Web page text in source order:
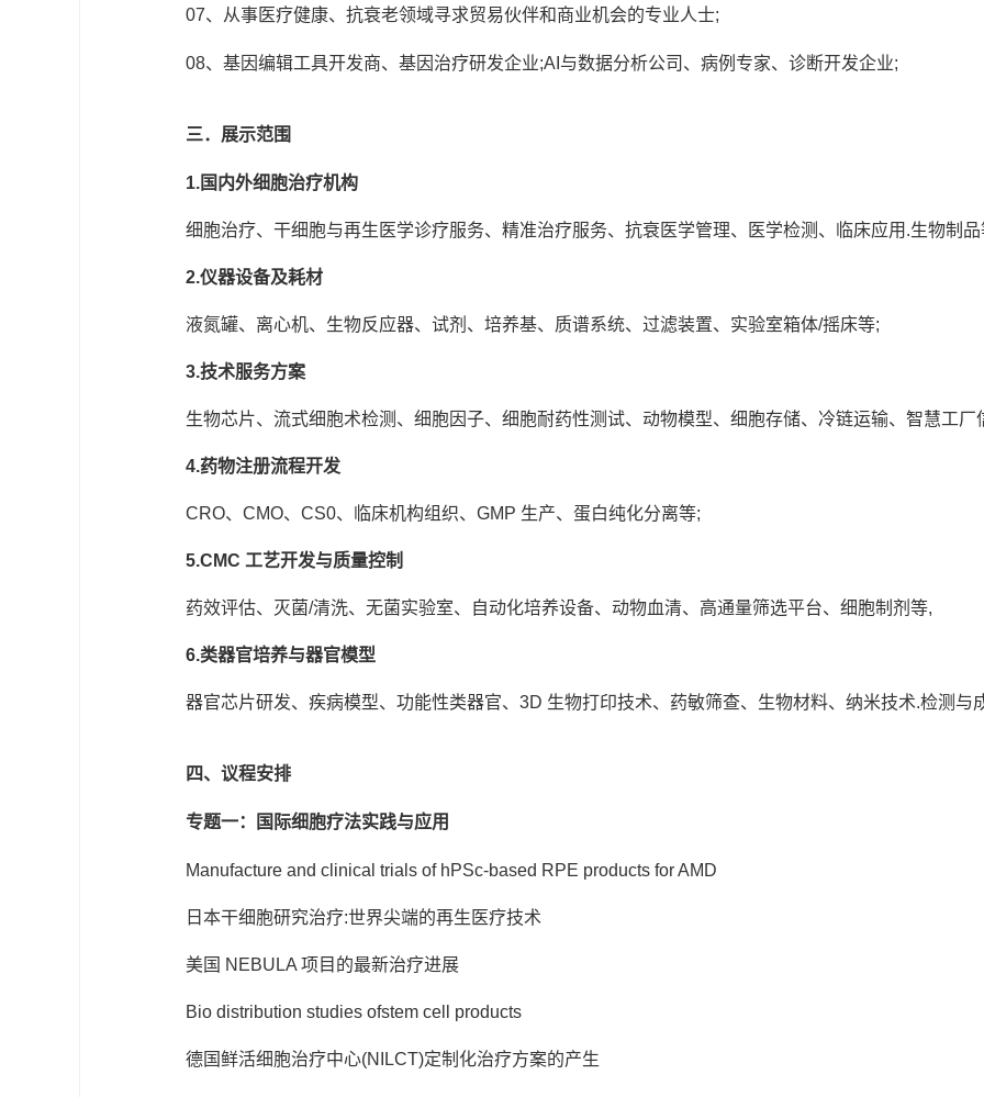
07、从事医疗健康、抗衰老领域寻求贸易伙伴和商业机会的专业人士;
08、基因编辑工具开发商、基因治疗研发企业;AI与数据分析公司 、病例专家、诊断开发企业;
三．展示范围
1.国内外细胞治疗机构
细胞治疗、干细胞与再生医学诊疗服务、精准治疗服务、抗衰医学管理、医学检测、临床应用.生物制品
2.仪器设备及耗材
液氮罐、离心机、生物反应器、试剂、培养基、质谱系统、过滤装置、实验室箱体/摇床等;
3.技术服务方案
生物芯片、流式细胞术检测、细胞因子、细胞耐药性测试、动物模型、细胞存储、冷链运输、智慧工厂
4.药物注册流程开发
CRO、CMO、CS0、临床机构组织、GMP 生产、蛋白纯化分离等;
5.CMC 工艺开发与质量控制
药效评估、灭菌/清洗、无菌实验室、自动化培养设备、动物血清、高通量筛选平台、细胞制剂等,
6.类器官培养与器官模型
器官芯片研发、疾病模型、功能性类器官、3D 生物打印技术、药敏筛查、生物材料、纳米技术.检测与
四、议程安排
专题一：国际细胞疗法实践与应用
Manufacture and clinical trials of hPSc-based RPE products for AMD
日本干细胞研究治疗:世界尖端的再生医疗技术
美国 NEBULA 项目的最新治疗进展
Bio distribution studies ofstem cell products
德国鲜活细胞治疗中心(NILCT)定制化治疗方案的产生